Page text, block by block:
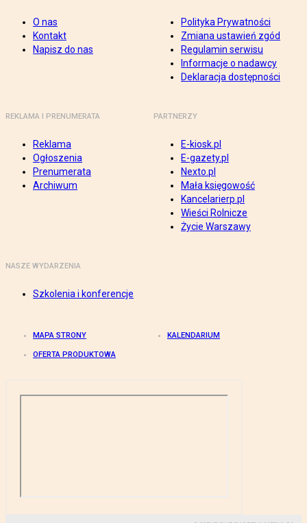
O nas
Kontakt
Napisz do nas
Polityka Prywatności
Zmiana ustawień zgód
Regulamin serwisu
Informacje o nadawcy
Deklaracja dostępności
REKLAMA I PRENUMERATA
Reklama
Ogłoszenia
Prenumerata
Archiwum
PARTNERZY
E-kiosk.pl
E-gazety.pl
Nexto.pl
Mała księgowość
Kancelarierp.pl
Wieści Rolnicze
Życie Warszawy
NASZE WYDARZENIA
Szkolenia i konferencje
MAPA STRONY KALENDARIUM
OFERTA PRODUKTOWA